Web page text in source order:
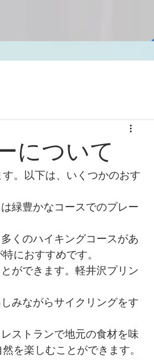
について
。以下は、いくつかのおす
緑豊かなコースでのプレー
くのハイキングコースがあ
におすすめです。
ができます。軽井沢プリン
みながらサイクリングをす
ストランで地元の食材を味
を楽しむことができます。